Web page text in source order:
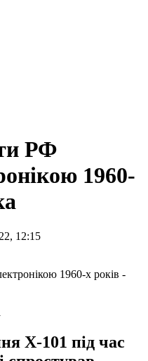
РФ
1960-
12:15
Х-101 під час